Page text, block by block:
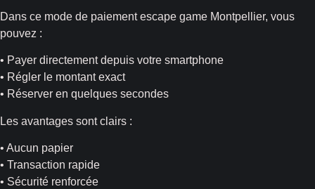
Dans ce mode de paiement escape game Montpellier, vous
pouvez :
• Payer directement depuis votre smartphone
• Régler le montant exact
• Réserver en quelques secondes
Les avantages sont clairs :
• Aucun papier
• Transaction rapide
• Sécurité renforcée